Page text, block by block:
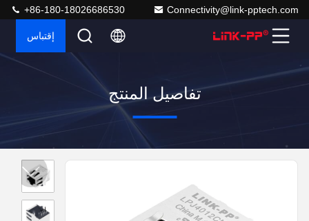
Connectivity@link-pptech.com
+86-180-18026686530
إقتباس
تفاصيل المنتج